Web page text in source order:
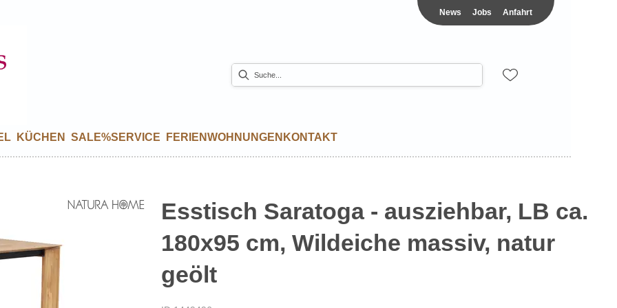
News Jobs Anfahrt
KÜCHEN SALE%SERVICE FERIENWOHNUNGEN KONTAKT
Esstisch Saratoga - ausziehbar, LB ca.
180x95 cm, Wildeiche massiv, natur
geölt